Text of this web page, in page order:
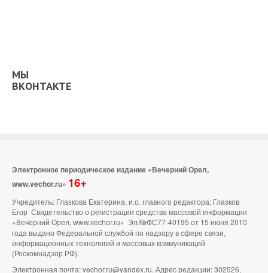
МЫ
ВКОНТАКТЕ
Электронное периодическое издание «Вечерний Орел,
www.vechor.ru» 16+
Учредитель: Глазкова Екатерина, и.о. главного редактора: Глазков
Егор Свидетельство о регистрации средства массовой информации
«Вечерний Орел, www.vechor.ru» Эл №ФС77-40195 от 15 июня 2010
года выдано Федеральной службой по надзору в сфере связи,
информационных технологий и массовых коммуникаций
(Роскомнадзор РФ).
Электронная почта: vechor.ru@yandex.ru. Адрес редакции: 302526,